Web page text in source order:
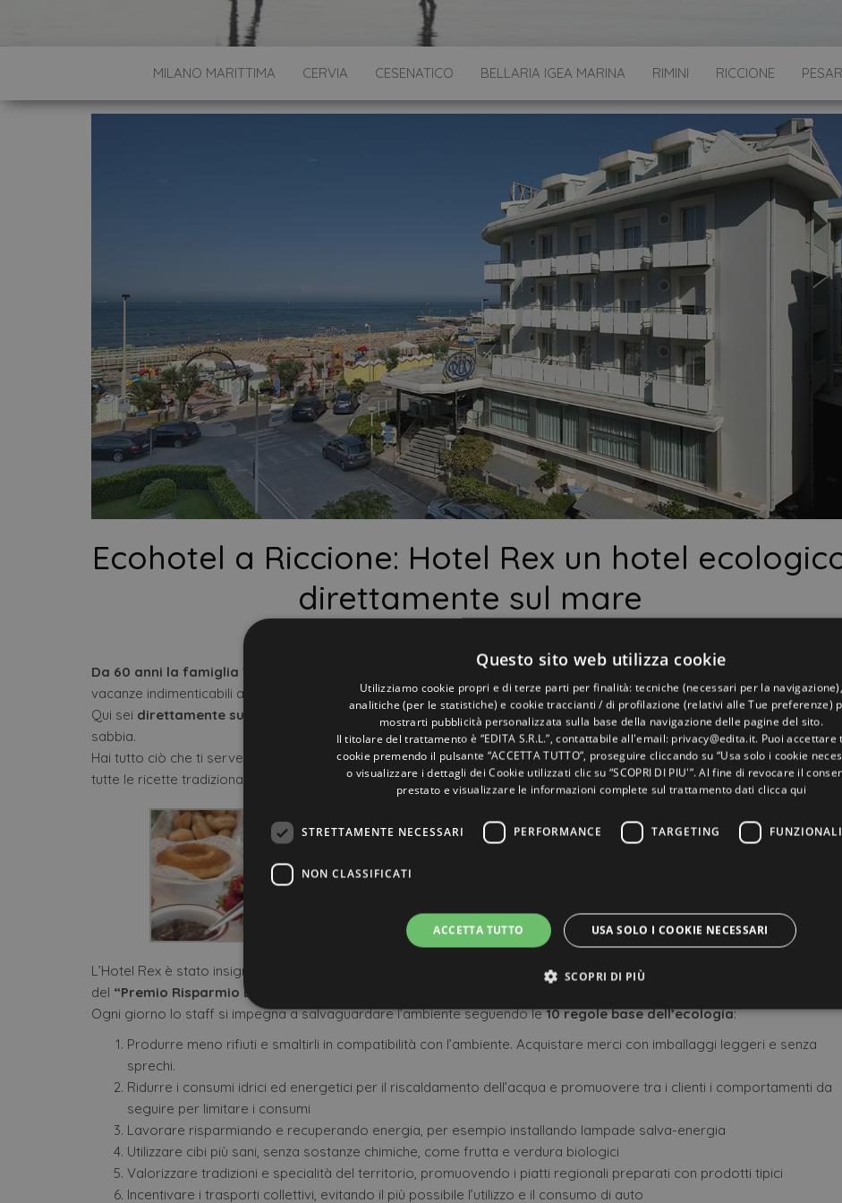
MILANO MARITTIMA CERVIA CESENATICO BELLARIA IGEA MARINA RIMINI RICCIONE
Ecohotel a Riccione: Hotel Rex un hotel
direttamente sul mare
Da 60 anni la famiglia Vannucci 3 stelle superior di Riccione, cavalca l’onda e regala
vacanze indimenticabili a tutti i suoi ospiti!
Qui sei direttamente sulla spiaggia di Riccione , ti basta attraversare il passaggio pedonale e sei già con i piedi nella
sabbia.
Hai tutto ciò che ti serve per un soggiorno speciale: una spiaggia sicura di fronte a te, unacucina gustosaper scoprire
tutte le ricette tradizionali romagnole, il centro di Riccione eviale Ceccarini a qualche minuto di distanza.
L’Hotel Rex è stato insignito, da Legambiente e Associazione Albergatori di Riccione, del titolo di
del “Premio Risparmio Energetico”
Ogni giorno lo staff si impegna a salvaguardare l’ambiente seguendo le10 regole base dell’ecologia:
Produrre meno rifiuti e smaltirli in compatibilità con l’ambiente. Acquistare merci con imballaggi leggeri e senza
sprechi.
Ridurre i consumi idrici ed energetici per il riscaldamento dell’acqua e promuovere tra i clienti i comportamenti da
seguire per limitare i consumi
Lavorare risparmiando e recuperando energia, per esempio installando lampade salva-energia
Utilizzare cibi più sani, senza sostanze chimiche, come frutta e verdura biologici
Valorizzare tradizioni e specialità del territorio, promuovendo i piatti regionali preparati con prodotti tipici
Incentivare i trasporti collettivi, evitando il più possibile l’utilizzo e il consumo di auto
Questo sito web utilizza cookie
Utilizziamo cookie propri e di terze parti per finalità: tecniche (necessari per la navigazione),
analitiche (per le statistiche) e cookie traccianti / di profilazione (relativi alle Tue preferenze)
mostrarti pubblicità personalizzata sulla base della navigazione delle pagine del sito.
Il titolare del trattamento è “EDITA S.R.L.”, contattabile all'email: privacy@edita.it. Puoi accettare
cookie premendo il pulsante “ACCETTA TUTTO”, proseguire cliccando su “Usa solo i cookie
o visualizzare i dettagli dei Cookie utilizzati clic su “SCOPRI DI PIU'”. Al fine di revocare il
prestato e visualizzare le informazioni complete sul trattamento dati clicca qui
STRETTAMENTE NECESSARI PERFORMANCE TARGETING
NON CLASSIFICATI
ACCETTA TUTTO USA SOLO I COOKIE NECESSARI
SCOPRI DI PIÙ
Strettamente necessari Performance Targeting Funzionalità Non classificati
I cookie strettamente necessari consentono le funzionalità principali del sito web come l'accesso dell'utente e la gestione
web non può essere utilizzato correttamente senza i cookie strettamente necessari.
Nome
Dominio
Scadenza Descrizione
CookieScriptConsent
CookieScript
.offerte-
4
settimane
2 giorni
Questo cookie viene utilizzato dal servizio Cookie-
preferenze di consenso sui cookie dei visitatori. È
cookie di Cookie-Script.com funzioni correttamente.